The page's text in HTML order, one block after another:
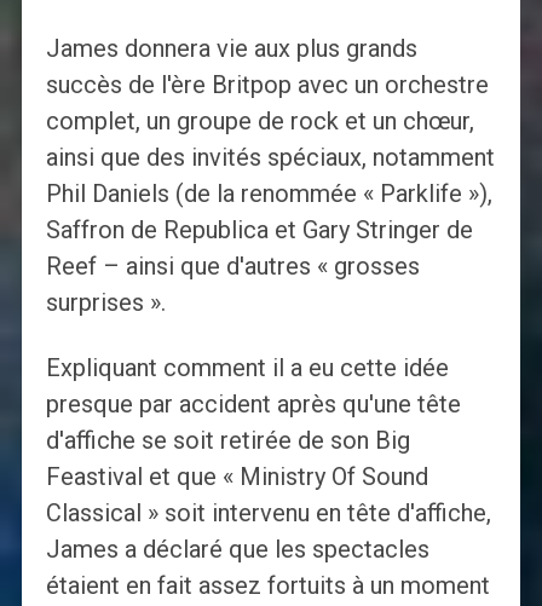
James donnera vie aux plus grands
succès de l'ère Britpop avec un orchestre
complet, un groupe de rock et un chœur,
ainsi que des invités spéciaux, notamment
Phil Daniels (de la renommée « Parklife »),
Saffron de Republica et Gary Stringer de
Reef – ainsi que d'autres « grosses
surprises ».
Expliquant comment il a eu cette idée
presque par accident après qu'une tête
d'affiche se soit retirée de son Big
Feastival et que « Ministry Of Sound
Classical » soit intervenu en tête d'affiche,
James a déclaré que les spectacles
étaient en fait assez fortuits à un moment